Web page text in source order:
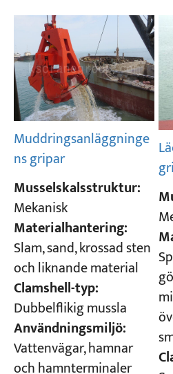
Muddringsanläggninge
ns gripar
Musselskalsstruktur:
Mekanisk
Materialhantering:
Slam, sand, krossad sten
och liknande material
Clamshell-typ:
Dubbelflikig mussla
Användningsmiljö:
Vattenvägar, hamnar
och hamnterminaler